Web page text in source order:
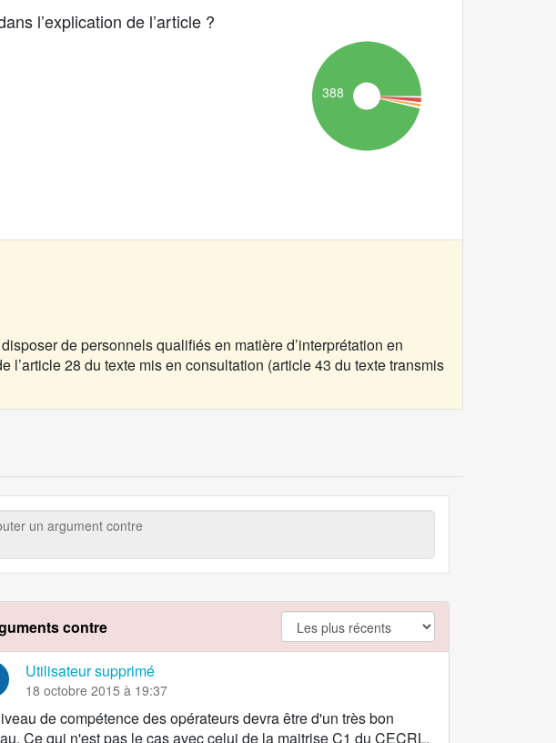
l’explication de l’article ?
388
de personnels qualifiés en matière d’interprétation en
28 du texte mis en consultation (article 43 du texte transmis
contre argument.filter.no
Utilisateur supprimé
18 octobre 2015 à 19:37
de compétence des opérateurs devra être d'un très bon
Ce qui n'est pas le cas avec celui de la maitrise C1 du CECRL.